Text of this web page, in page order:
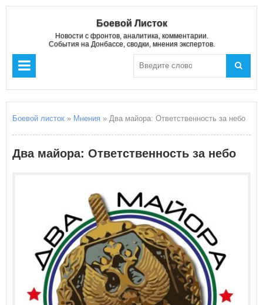
Боевой Листок
Новости с фронтов, аналитика, комментарии.
События на Донбассе, сводки, мнения экспертов.
Боевой листок » Мнения » Два майора: Ответственность за небо
Два майора: Ответственность за небо